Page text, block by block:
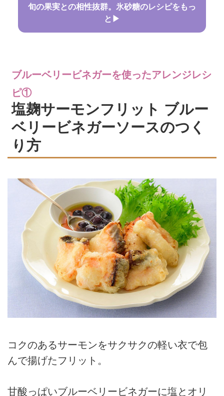
旬の果実との相性抜群。氷砂糖のレシピをもっ
と▶
ブルーベリービネガーを使ったアレンジレシ
ピ①
塩麹サーモンフリット ブルー
ベリービネガーソースのつく
り方
コクのあるサーモンをサクサクの軽い衣で包
んで揚げたフリット。
甘酸っぱいブルーベリービネガーに塩とオリ